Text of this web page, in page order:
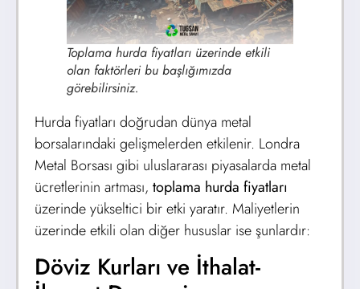
Toplama hurda fiyatları üzerinde etkili
olan faktörleri bu başlığımızda
görebilirsiniz.
Hurda fiyatları doğrudan dünya metal
borsalarındaki gelişmelerden etkilenir. Londra
Metal Borsası gibi uluslararası piyasalarda metal
ücretlerinin artması, toplama hurda fiyatları
üzerinde yükseltici bir etki yaratır. Maliyetlerin
üzerinde etkili olan diğer hususlar ise şunlardır:
Döviz Kurları ve İthalat-